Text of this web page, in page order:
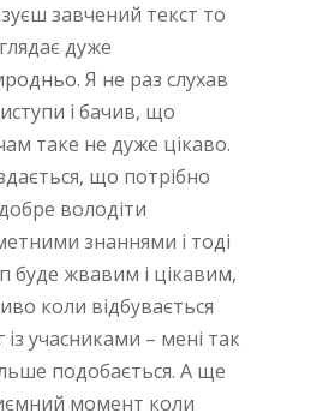
завчений текст то
дуже
Я не раз слухав
і бачив, що
таке не дуже цікаво.
що потрібно
володіти
знаннями і тоді
буде жвавим і цікавим,
коли відбувається
із учасниками – мені так
подобається. А ще
момент коли